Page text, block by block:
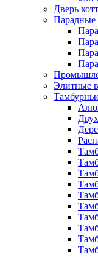
Дверь
Парадные
Элитные